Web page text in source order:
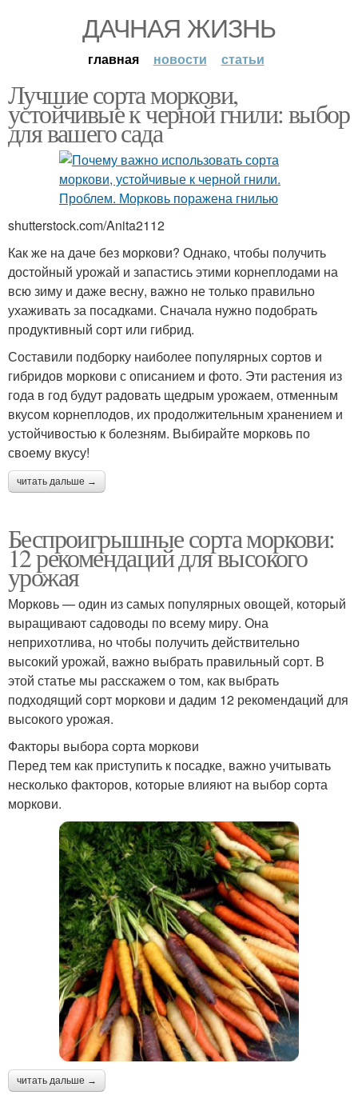
ДАЧНАЯ ЖИЗНЬ
главная новости статьи
Лучшие сорта моркови,
устойчивые к черной гнили: выбор
для вашего сада
shutterstock.com/Anita2112
Как же на даче без моркови? Однако, чтобы получить
достойный урожай и запастись этими корнеплодами на
всю зиму и даже весну, важно не только правильно
ухаживать за посадками. Сначала нужно подобрать
продуктивный сорт или гибрид.
Составили подборку наиболее популярных сортов и
гибридов моркови с описанием и фото. Эти растения из
года в год будут радовать щедрым урожаем, отменным
вкусом корнеплодов, их продолжительным хранением и
устойчивостью к болезням. Выбирайте морковь по
своему вкусу!
читать дальше →
Беспроигрышные сорта моркови:
12 рекомендаций для высокого
урожая
Морковь — один из самых популярных овощей, который
выращивают садоводы по всему миру. Она
неприхотлива, но чтобы получить действительно
высокий урожай, важно выбрать правильный сорт. В
этой статье мы расскажем о том, как выбрать
подходящий сорт моркови и дадим 12 рекомендаций для
высокого урожая.
Факторы выбора сорта моркови
Перед тем как приступить к посадке, важно учитывать
несколько факторов, которые влияют на выбор сорта
моркови.
читать дальше →